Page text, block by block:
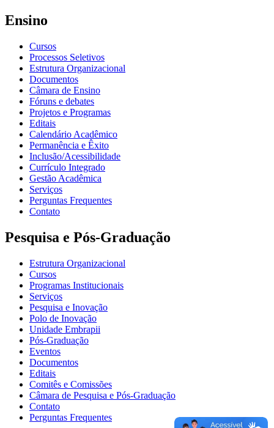
Ensino
Cursos
Processos Seletivos
Estrutura Organizacional
Documentos
Câmara de Ensino
Fóruns e debates
Projetos e Programas
Editais
Calendário Acadêmico
Permanência e Êxito
Inclusão/Acessibilidade
Currículo Integrado
Gestão Acadêmica
Serviços
Perguntas Frequentes
Contato
Pesquisa e Pós-Graduação
Estrutura Organizacional
Cursos
Programas Institucionais
Serviços
Pesquisa e Inovação
Polo de Inovação
Unidade Embrapii
Pós-Graduação
Eventos
Documentos
Editais
Comitês e Comissões
Câmara de Pesquisa e Pós-Graduação
Contato
Perguntas Frequentes